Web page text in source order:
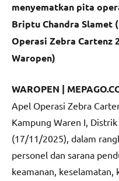
menyematkan pita
Briptu Chandra Slamet
Operasi Zebra Cartenz
Waropen)
WAROPEN |
Apel Operasi Zebra
Kampung Waren I,
(17/11/2025), dalam
personel dan sarana
keamanan, keselamatan,